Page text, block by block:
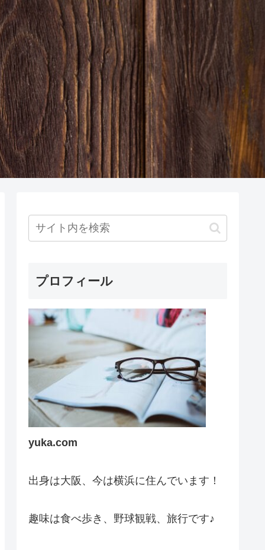
プロフィール
yuka.com
出身は大阪、今は横浜に住んでいます！
趣味は食べ歩き、野球観戦、旅行です♪